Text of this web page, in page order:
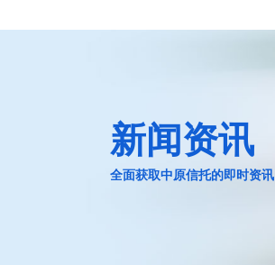
新闻资讯
全面获取中原信托的即时资讯